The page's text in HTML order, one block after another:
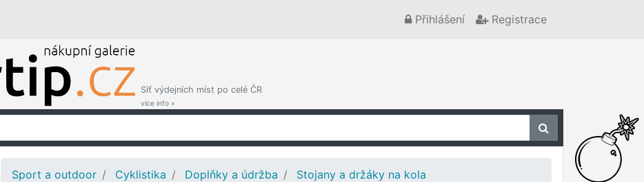
Přihlášení Registrace
Síť výdejních míst po celé ČR
více info »
Sport a outdoor Cyklistika Doplňky a údržba Stojany a držáky na kola